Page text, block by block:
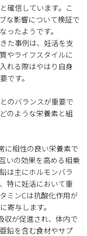
確信しています。こ
な影響について検証で
ったようです。
た事例は、妊活を支
やライフスタイルに
れる際はやはり自身
です。
のバランスが重要で
のような栄養素と組
に相性の良い栄養素で
いの効果を高める相乗
は主にホルモンバラ
特に妊活において重
ミンCは抗酸化作用が
寄与します。
収が促進され、体内で
鉛を含む食材やサプ